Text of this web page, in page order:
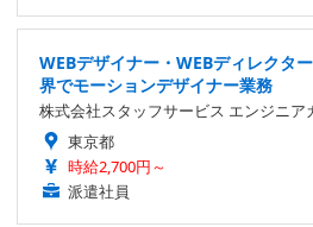
WEBデザイナー・WEBディレクタ
界でモーションデザイナー業務
株式会社スタッフサービス エンジニア
東京都
時給2,700円～
派遣社員